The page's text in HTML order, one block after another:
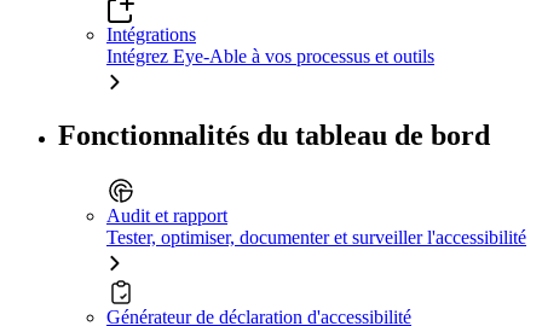
Intégrations
Intégrez Eye-Able à vos processus et outils
Fonctionnalités du tableau de bord
Audit et rapport
Tester, optimiser, documenter et surveiller l'accessibilité
Générateur de déclaration d'accessibilité